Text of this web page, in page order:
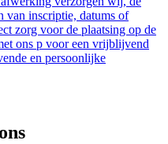
van inscriptie, datums of
zorg voor de plaatsing op de
ons p voor een vrijblijvend
en persoonlijke